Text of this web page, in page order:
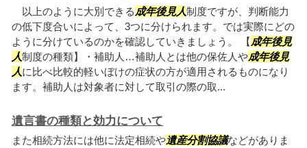
以上のように大別できる成年後見人制度ですが、判断能力
の低下度合いによって、3つに分けられます。では実際にどの
ように分けているのかを確認していきましょう。 【成年後見
人制度の種類】・補助人…補助人とは他の保佐人や成年後見
人に比べ比較的軽いぼけの症状の方が適用されるものになり
ます。補助人は対象者に対して取引の際の取...
遺言書の種類と効力について
また相続方法には他に法定相続や遺産分割協議などがありま